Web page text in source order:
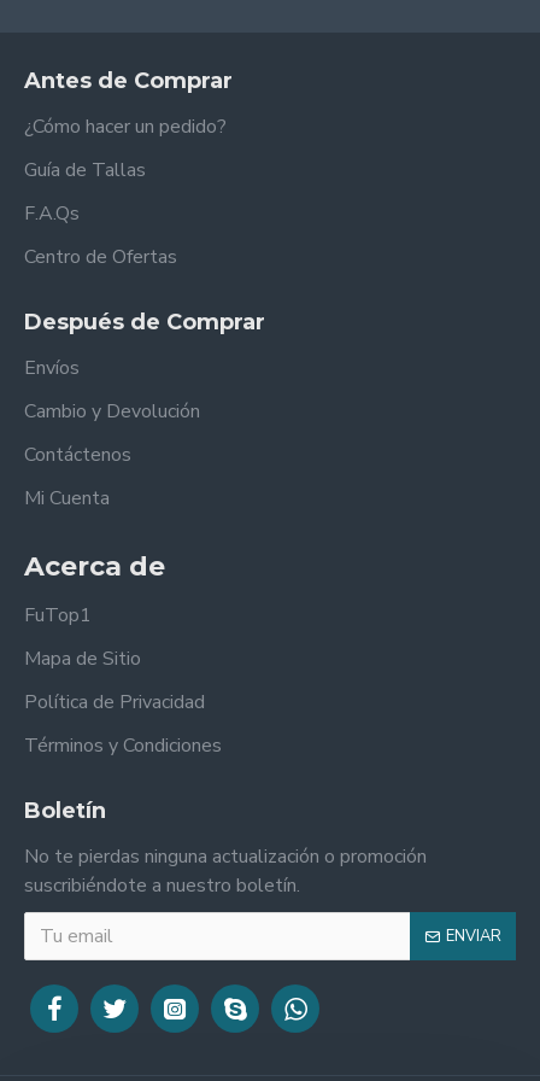
Antes de Comprar
¿Cómo hacer un pedido?
Guía de Tallas
F.A.Qs
Centro de Ofertas
Después de Comprar
Envíos
Cambio y Devolución
Contáctenos
Mi Cuenta
Acerca de
FuTop1
Mapa de Sitio
Política de Privacidad
Términos y Condiciones
Boletín
No te pierdas ninguna actualización o promoción
suscribiéndote a nuestro boletín.
ENVIAR